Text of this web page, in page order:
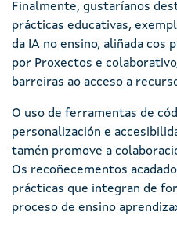
Finalmente, gustaríanos
prácticas educativas,
da IA no ensino, aliñada cos
por Proxectos e
barreiras ao acceso a
O uso de ferramentas de
personalización e
tamén promove a
Os recoñecementos
prácticas que integran de
proceso de ensino